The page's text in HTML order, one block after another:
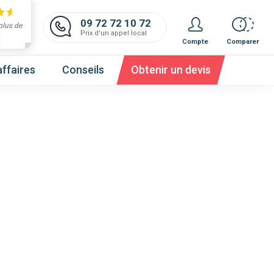
de
09 72 72 10 72
Prix d'un appel local
Compte
Comparer
Conseils Obtenir un devis